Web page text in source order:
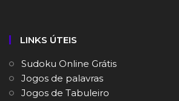
LINKS ÚTEIS
Sudoku Online Grátis
Jogos de palavras
Jogos de Tabuleiro